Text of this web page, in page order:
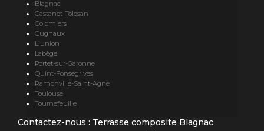
Blagnac
Castanet-Tolosan
Colomiers
Cugnaux
L'union
Labège
Portet-sur-Garonne
Quint-Fonsegrives
Ramonville-Saint-Agne
Toulouse
Tournefeuille
Contactez-nous : Terrasse composite Blagnac